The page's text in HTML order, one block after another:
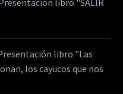
libro "Las
los cayucos que nos